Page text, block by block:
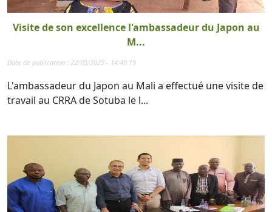
Visite de son excellence l'ambassadeur du Japon au
M...
Date de publication : 22/05/2025 - 14:40:19
L'ambassadeur du Japon au Mali a effectué une visite de
travail au CRRA de Sotuba le l...